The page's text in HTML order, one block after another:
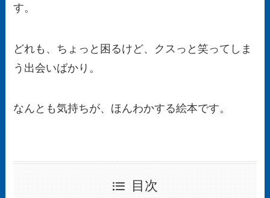
す。
どれも、ちょっと困るけど、クスっと笑ってしま
う出会いばかり。
なんとも気持ちが、ほんわかする絵本です。
目次